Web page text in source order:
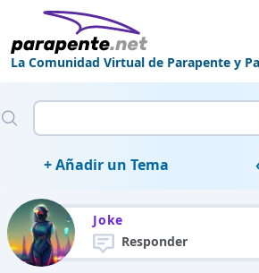
La Comunidad Virtual de Parapente y
+ Añadir un Tema
Joke
Responder